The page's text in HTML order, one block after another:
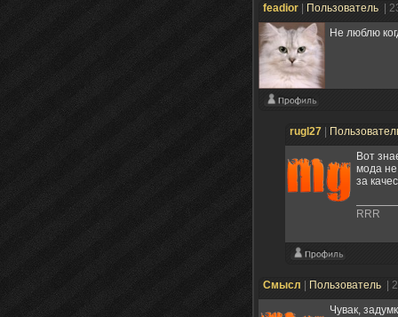
feadior Пользователь
|
Не люблю
rugl27
Вот
мода не
за
RRR
Смысл Пользователь
|
Чувак,